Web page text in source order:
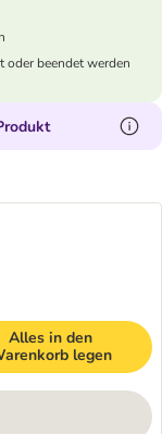
oder beendet werden
Alles in den
legen